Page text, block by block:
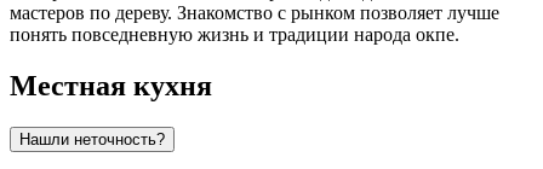
мастеров по дереву. Знакомство с рынком позволяет лучше
понять повседневную жизнь и традиции народа окпе.
Местная кухня
Нашли неточность?